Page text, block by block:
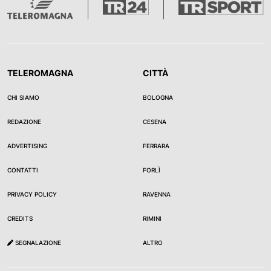
TELEROMAGNA
CHI SIAMO
REDAZIONE
ADVERTISING
CONTATTI
PRIVACY POLICY
CREDITS
SEGNALAZIONE
CITTÀ
BOLOGNA
CESENA
FERRARA
FORLÌ
RAVENNA
RIMINI
ALTRO